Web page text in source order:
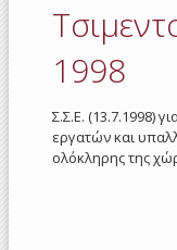
1998
Σ.Σ.Ε. (13.7.1998)
εργατών και
ολόκληρης της